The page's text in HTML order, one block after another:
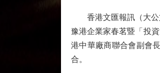
香港文匯報訊（大公文
豫港企業家春茗暨「投
港中華廠商聯合會副會
合。